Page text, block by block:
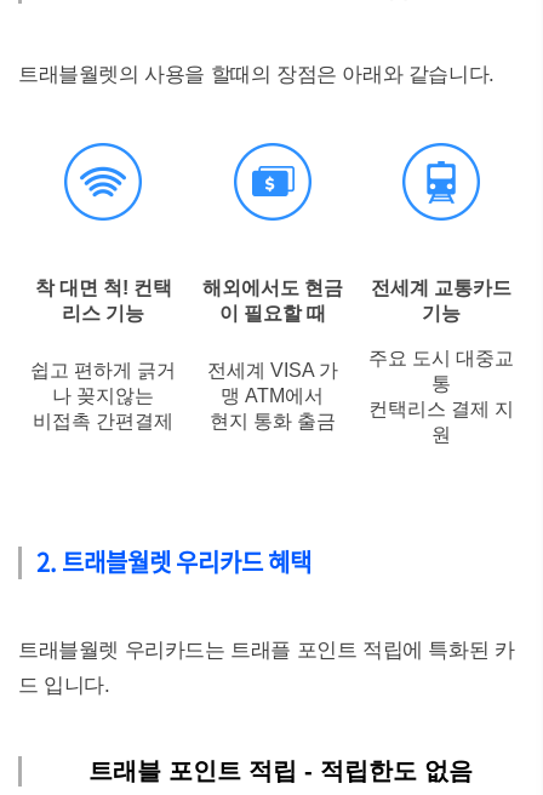
트래블월렛의 사용을 할때의 장점은 아래와 같습니다.
착 대면 척! 컨택
리스 기능
해외에서도 현금
이 필요할 때
전세계
교통카드
기능
쉽고 편하게 긁거
나 꽂지않는
비접촉 간편결제
전세계 VISA 가
맹 ATM에서
현지 통화 출금
주요 도시 대중교
통
컨택리스 결제 지
원
2. 트래블월렛 우리카드 혜택
트래블월렛 우리카드는 트래플 포인트 적립에 특화된 카
드 입니다.
트래블 포인트 적립 - 적립한도 없음